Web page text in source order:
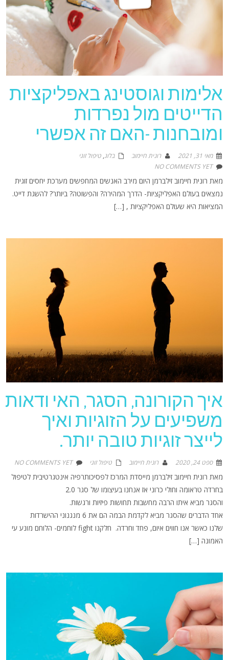
אלימות וגוסטינג באפליקציות
הדייטים מול נפרדות
ומובחנות -האם זה אפשרי
מאי 31, 2021 רונית חיימוב בלוג, טיפול זוגי
NO COMMENTS YET
מאת רונית חיימוב זילברמן היום מירב האנשים המחפשים מערכת יחסים זוגית
נמצאים בעולם האפליקציות- הדרך המהירה? והפשוטה? ביותר? להשגת דייט.
המציאות היא שעולם האפליקציות , […]
איך הקורונה, הסגר, האי ודאות
משפיעים על הזוגיות ואיך
לייצר זוגיות טובה יותר.
ספט 24, 2020 רונית חיימוב טיפול זוגי NO COMMENTS YET
מאת רונית חיימוב זילברמן מייסדת המרכז לפסיכותרפיה אינטגרטיבית לטיפול
בחרדה טראומה וחולי כרוני אז אנחנו בעיצומו של סגר 2.0
והסגר מביא איתו הרבה מחשבות תחושות פיזיות ורגשות.
אחד הדברים שהסגר מביא לקדמת הבמה הם את 6 מנגנוני ההישרדות
שלנו כאשר אנו חווים איום, פחד וחרדה. חלקנו fight לוחמים- הלוחם מונע עי
האמונה […]